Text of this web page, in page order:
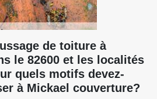
de toiture à
le 82600 et les localités
quels motifs devez-
à Mickael couverture?